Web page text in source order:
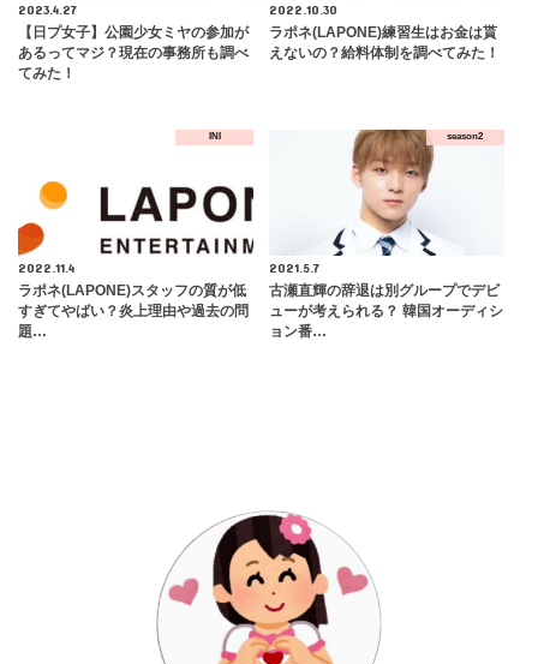
2023.4.27
【日プ女子】公園少女ミヤの参加が
あるってマジ？現在の事務所も調べ
てみた！
2022.10.30
ラポネ(LAPONE)練習生はお金は貰
えないの？給料体制を調べてみた！
INI
2022.11.4
ラポネ(LAPONE)スタッフの質が低
すぎてやばい？炎上理由や過去の問
題…
season2
2021.5.7
古瀬直輝の辞退は別グループでデビ
ューが考えられる？ 韓国オーディシ
ョン番…